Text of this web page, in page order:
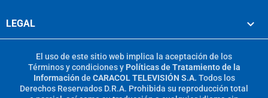
LEGAL
El uso de este sitio web implica la aceptación de los
Términos y condicionesy Políticas de Tratamiento de la
Información de CARACOL TELEVISIÓN S.A. Todos los
Derechos Reservados D.R.A. Prohibida su reproducción total